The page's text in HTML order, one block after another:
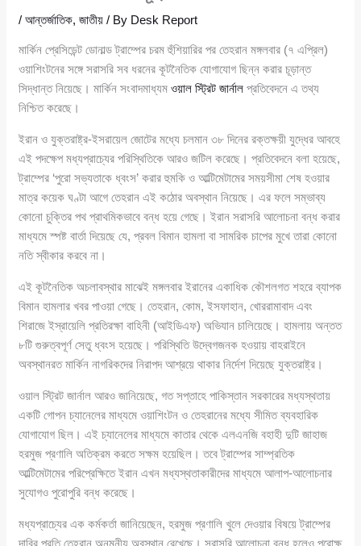
/আন্তর্জাতিক,জাতীয় / By Desk Report
মার্কিন প্রেসিডেন্ট ডোনাল্ড ট্রাম্পের চরম হুঁশিয়ারির পর তেহরান মঙ্গলবার (৭ এপ্রিল)
ওয়াশিংটনের সঙ্গে সরাসরি সব ধরনের কূটনৈতিক যোগাযোগ ছিন্ন করার চূড়ান্ত
সিদ্ধান্ত নিয়েছে। মার্কিন সংবাদমাধ্যমওয়াল স্ট্রিট জার্নাল প্রতিবেদনে এ তথ্য
নিশ্চিত করেছে।
ইরান ও যুক্তরাষ্ট্র-ইসরায়েল জোটের মধ্যে চলমান ৩৮ দিনের রক্তক্ষয়ী যুদ্ধের আবহে
এই পদক্ষেপ মধ্যপ্রাচ্যের পরিস্থিতিকে আরও জটিল করেছে। প্রতিবেদনে বলা হয়েছে,
ট্রাম্পের ‘পুরো সভ্যতাকে ধ্বংস’ করার হুমকি ও আল্টিমেটামের সময়সীমা শেষ হওয়ার
মাত্র কয়েক ঘণ্টা আগে তেহরান এই কঠোর অবস্থান নিয়েছে। এর ফলে সম্ভাব্য
কোনো চুক্তির পথ প্রাথমিকভাবে বন্ধ হয়ে গেছে। ইরান সরাসরি আলোচনা বন্ধ করার
মাধ্যমে স্পষ্ট বার্তা দিয়েছে যে, প্রবল বিমান হামলা বা সামরিক চাপের মুখে তারা কোনো
নতি স্বীকার করবে না।
এই কূটনৈতিক অচলাবস্থার মাঝেই মঙ্গলবার ইরানের একাধিক কৌশলগত শহরে ব্যাপক
বিমান হামলার খবর পাওয়া গেছে। তেহরান, কোম, ইসফাহান, খোররামাবাদ এবং
শিরাজে ইস্রায়েলি প্রতিরক্ষা বাহিনী (আইডিএফ) অভিযান চালিয়েছে। হামলায় অন্তত
৮টি গুরুত্বপূর্ণ সেতু ধ্বংস হয়েছে। পরিস্থিতি উদ্বেগজনক হওয়ায় বাহরাইনে
অবস্থানরত মার্কিন নাগরিকদের নিরাপদ আশ্রয়ে থাকার নির্দেশ দিয়েছে যুক্তরাষ্ট্র।
ওয়াল স্ট্রিট জার্নাল আরও জানিয়েছে, গত সপ্তাহে পাকিস্তান সরকারের মধ্যস্থতায়
একটি গোপন চ্যানেলের মাধ্যমে ওয়াশিংটন ও তেহরানের মধ্যে সীমিত ব্যবহারিক
যোগাযোগ ছিল। এই চ্যানেলের মাধ্যমে কাতার থেকে এলএনজি বহাহী দুটি জাহাজ
হরমুজ প্রণালি অতিক্রম করতে সক্ষম হয়েছিল। তবে ট্রাম্পের সাম্প্রতিক
আল্টিমেটামের পরিপ্রেক্ষিতে ইরান এখন মধ্যস্থতাকারীদের মাধ্যমে আলাপ-আলোচনার
সুযোগও পুরোপুরি বন্ধ করেছে।
মধ্যপ্রাচ্যের এক কর্মকর্তা জানিয়েছেন, হরমুজ প্রণালি খুলে দেওয়ার বিষয়ে ট্রাম্পের
দাবির প্রতি তেহরান অনমনীয় অবস্থান রেখেছে। সরাসরি আলোচনা বন্ধ হলেও পরোক্ষ